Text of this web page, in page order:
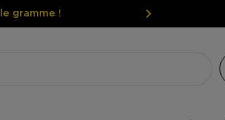
gramme !